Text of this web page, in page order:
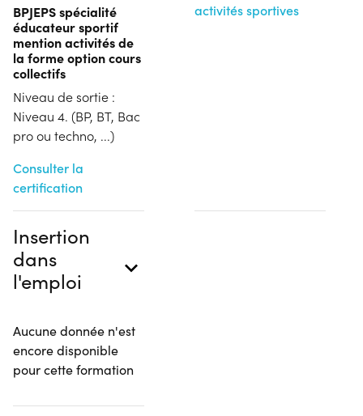
BPJEPS spécialité
éducateur sportif
mention activités de
la forme option cours
collectifs
Niveau de sortie :
Niveau 4. (BP, BT, Bac
pro ou techno, ...)
Consulter la
certification
activités sportives
Insertion
dans
l'emploi
Aucune donnée n'est
encore disponible
pour cette formation